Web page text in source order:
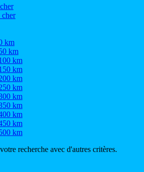
km
km
km
km
km
km
km
km
km
km
km
recherche avec d'autres critères.